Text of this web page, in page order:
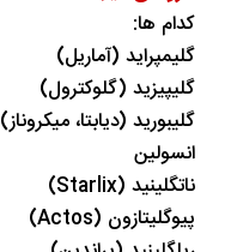
کدام ها:
گلیمپراید (آماریل)
گلیپیزید (گلوکترول)
گلیبورید (دیابتا، میکروناز)
انسولین
ناتگلینید (Starlix)
پیوگلیتازون (Actos)